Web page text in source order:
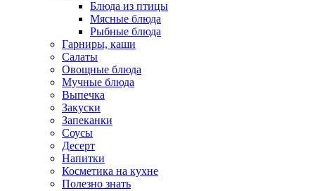
Блюда из птицы
Мясные блюда
Рыбные блюда
Гарниры, каши
Салаты
Овощные блюда
Мучные блюда
Выпечка
Закуски
Запеканки
Соусы
Десерт
Напитки
Косметика на кухне
Полезно знать